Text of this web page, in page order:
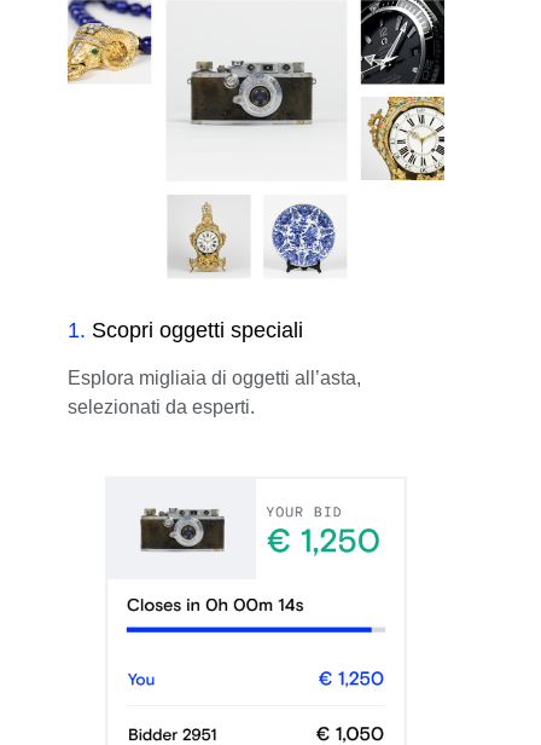
1. Scopri oggetti speciali
Esplora migliaia di oggetti all’asta,
selezionati da esperti.